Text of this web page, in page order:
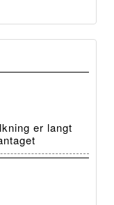
er langt